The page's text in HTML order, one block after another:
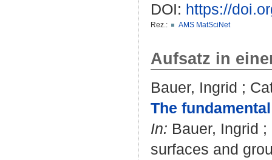
DOI: https://
Rez.: AMS MatSciNet
Aufsatz in
Bauer, Ingrid ;
The
In: Bauer, Ingrid ;
surfaces and